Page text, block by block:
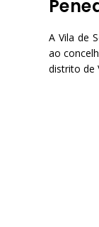
A Vila de
ao
distrito de